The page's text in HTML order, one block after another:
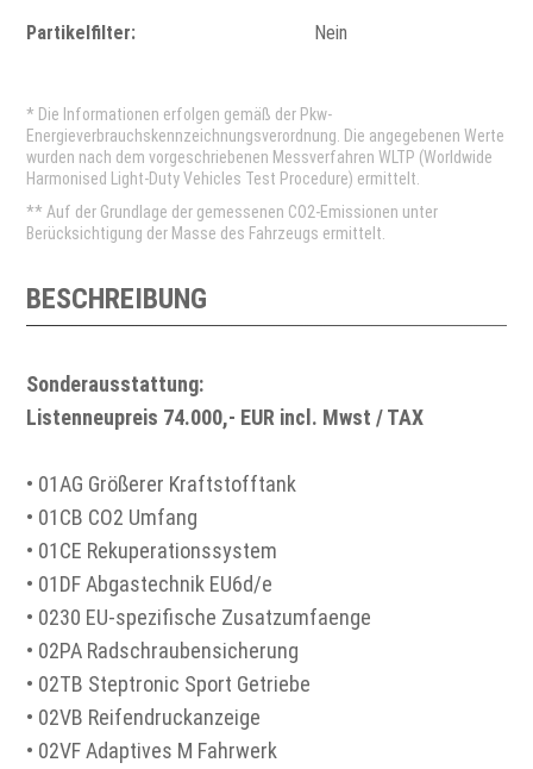
Partikelfilter: Nein
* Die Informationen erfolgen gemäß der Pkw-
Energieverbrauchskennzeichnungsverordnung. Die angegebenen Werte
wurden nach dem vorgeschriebenen Messverfahren WLTP (Worldwide
Harmonised Light-Duty Vehicles Test Procedure) ermittelt.
** Auf der Grundlage der gemessenen CO2-Emissionen unter
Berücksichtigung der Masse des Fahrzeugs ermittelt.
BESCHREIBUNG
Sonderausstattung:
Listenneupreis 74.000,- EUR incl. Mwst / TAX
• 01AG Größerer Kraftstofftank
• 01CB CO2 Umfang
• 01CE Rekuperationssystem
• 01DF Abgastechnik EU6d/e
• 0230 EU-spezifische Zusatzumfaenge
• 02PA Radschraubensicherung
• 02TB Steptronic Sport Getriebe
• 02VB Reifendruckanzeige
• 02VF Adaptives M Fahrwerk